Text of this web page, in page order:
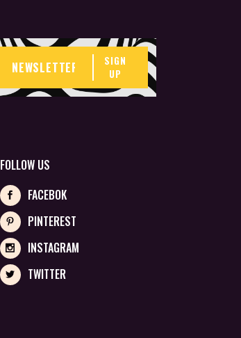
SIGN
UP
FOLLOW US
FACEBOK
PINTEREST
INSTAGRAM
TWITTER